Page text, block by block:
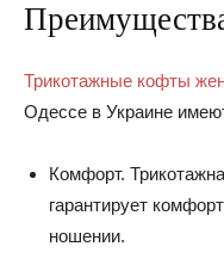
Трикотажные кофты
Одессе в Украине
Комфорт.
гарантирует
ношении.